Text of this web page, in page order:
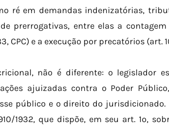
ré em demandas indenizatórias,
prerrogativas, entre elas a
CPC) e a execução por precatórios (art.
não é diferente: o legislador
ajuizadas contra o Poder
público e o direito do jurisdicionado.
1932, que dispõe, em seu art. 1º,